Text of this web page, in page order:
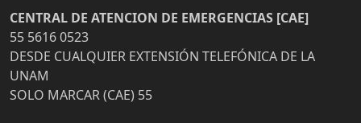
CENTRAL DE ATENCION DE EMERGENCIAS [CAE]
55 5616 0523
DESDE CUALQUIER EXTENSIÓN TELEFÓNICA DE LA
UNAM
SOLO MARCAR (CAE) 55